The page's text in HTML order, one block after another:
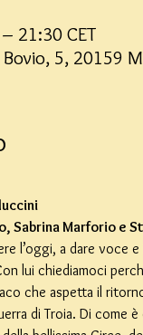
21:30 CET
5, 20159
Sabrina Marforio e
l’oggi, a dare voce
lui chiediamoci
che aspetta il
di Troia. Di come